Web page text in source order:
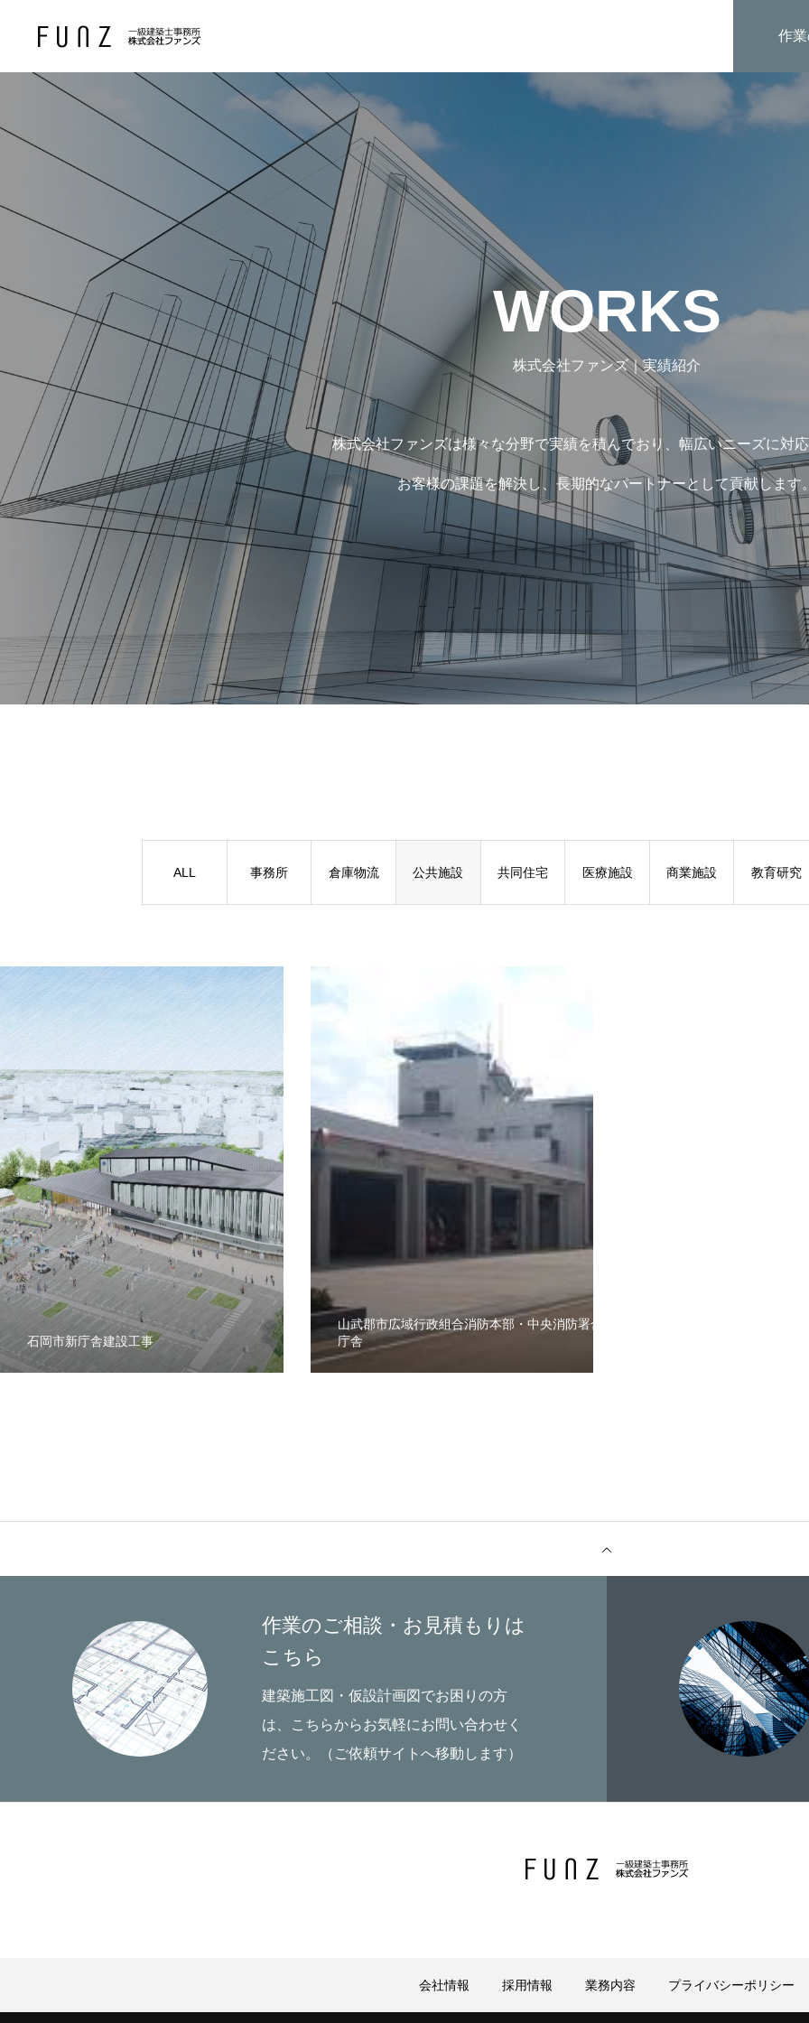
作
RECRUIT
NEWS
ORDER
CONTACT
WORKS
株式会社ファンズ｜実績紹介
株式会社ファンズは様々な分野で実績を積んでおり、幅広いニーズに対
お客様の課題を解決し、長期的なパートナーとして貢献します。
ALL 事務所 倉庫物流 公共施設 共同住宅 医療施設 商業施設 教育研究
石岡市新庁舎建設工事
山武郡市広域行政組合消防本部・中央消防署合同
庁舎
作業のご相談・お見積もりは
こちら
建築施工図・仮設計画図でお困りの方
は、こちらからお気軽にお問い合わせく
ださい。（ご依頼サイトへ移動します）
会社情報 採用情報 業務内容 プライバシーポリシー